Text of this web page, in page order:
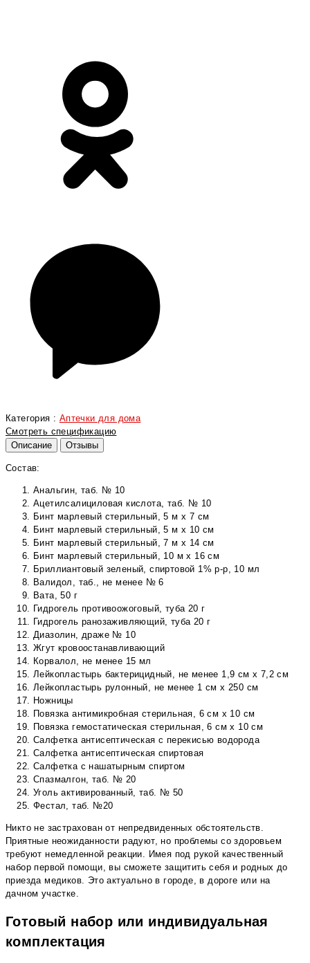
Категория : Аптечки для дома
Смотреть спецификацию
Описание
Отзывы
Состав:
Анальгин, таб. № 10
Ацетилсалициловая кислота, таб. № 10
Бинт марлевый стерильный, 5 м х 7 см
Бинт марлевый стерильный, 5 м х 10 см
Бинт марлевый стерильный, 7 м х 14 см
Бинт марлевый стерильный, 10 м х 16 см
Бриллиантовый зеленый, спиртовой 1% р-р, 10 мл
Валидол, таб., не менее № 6
Вата, 50 г
Гидрогель противоожоговый, туба 20 г
Гидрогель ранозаживляющий, туба 20 г
Диазолин, драже № 10
Жгут кровоостанавливающий
Корвалол, не менее 15 мл
Лейкопластырь бактерицидный, не менее 1,9 см х 7,2 см
Лейкопластырь рулонный, не менее 1 см х 250 см
Ножницы
Повязка антимикробная стерильная, 6 см х 10 см
Повязка гемостатическая стерильная, 6 см х 10 см
Салфетка антисептическая с перекисью водорода
Салфетка антисептическая спиртовая
Салфетка с нашатырным спиртом
Спазмалгон, таб. № 20
Уголь активированный, таб. № 50
Фестал, таб. №20
Никто не застрахован от непредвиденных обстоятельств.
Приятные неожиданности радуют, но проблемы со здоровьем
требуют немедленной реакции. Имея под рукой качественный
набор первой помощи, вы сможете защитить себя и родных до
приезда медиков. Это актуально в городе, в дороге или на
дачном участке.
Готовый набор или индивидуальная
комплектация